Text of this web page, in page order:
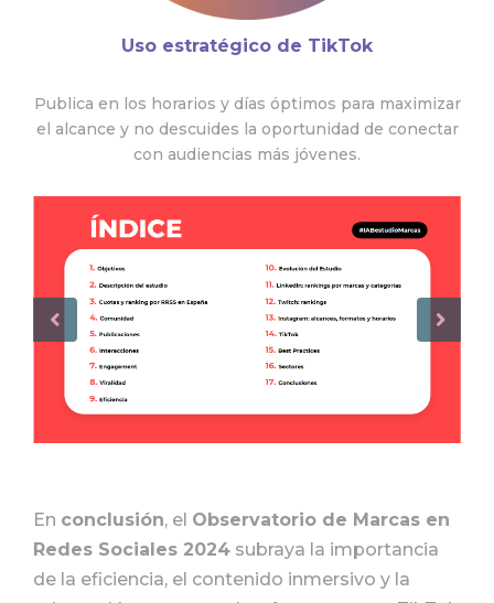
Uso estratégico de TikTok
Publica en los horarios y días óptimos para maximizar
el alcance y no descuides la oportunidad de conectar
con audiencias más jóvenes.
En conclusión, el Observatorio de Marcas en
Redes Sociales 2024 subraya la importancia
de la eficiencia, el contenido inmersivo y la